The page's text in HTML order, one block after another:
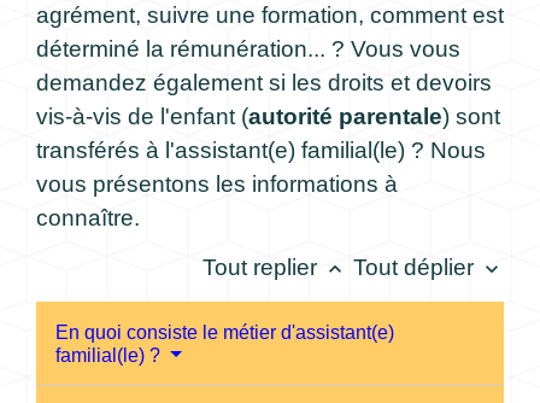
agrément, suivre une formation, comment est
déterminé la rémunération... ? Vous vous
demandez également si les droits et devoirs
vis-à-vis de l'enfant (autorité parentale) sont
transférés à l'assistant(e) familial(le) ? Nous
vous présentons les informations à
connaître.
Tout replier keyboard_arrow_up Tout déplier keyboard_arrow_down
En quoi consiste le métier d'assistant(e)
familial(le) ?